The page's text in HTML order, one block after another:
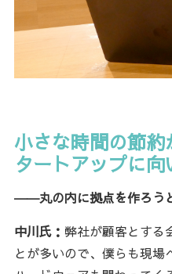
小さな時間の節
タートアップに向
――丸の内に拠点を作ろう
中川氏： 弊社が顧客とする
とが多いので、僕らも現場